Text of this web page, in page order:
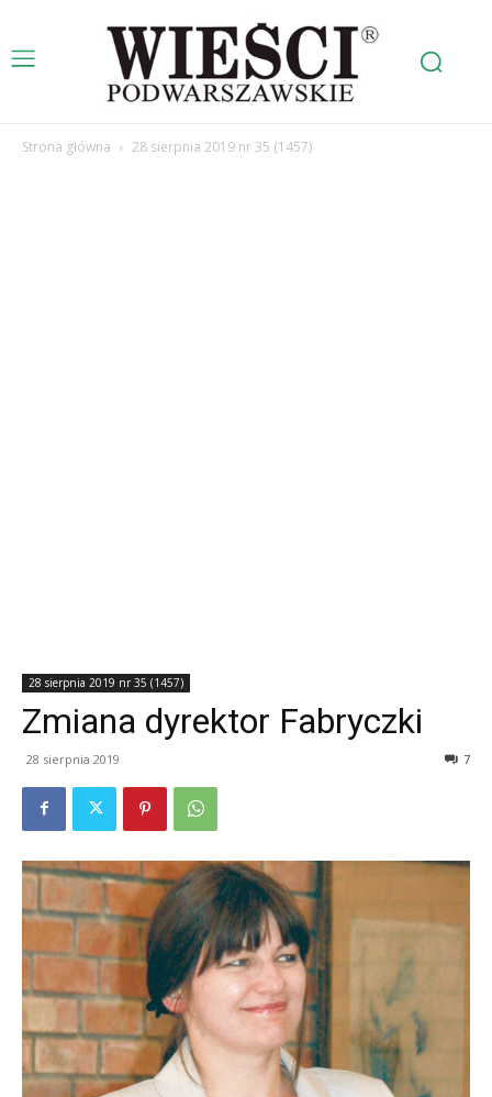
Strona główna 28 sierpnia 2019 nr 35 (1457)
28 sierpnia 2019 nr 35 (1457)
Zmiana dyrektor Fabryczki
28 sierpnia 2019 7